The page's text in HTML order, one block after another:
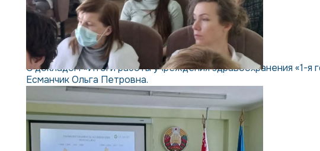
С докладом «Итоги работы учреждения здравоохранения «1-я
Есманчик Ольга Петровна.